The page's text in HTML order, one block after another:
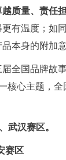
质量、责任
有温度；如
本身的附加意
全国品牌故
核心主题，
武汉赛区。
赛区